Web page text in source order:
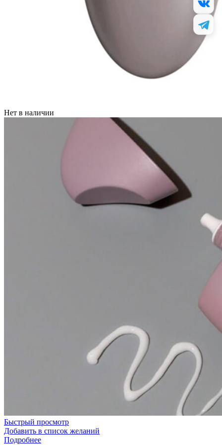
Нет в наличии
Быстрый просмотр
Добавить в список желаний
Подробнее